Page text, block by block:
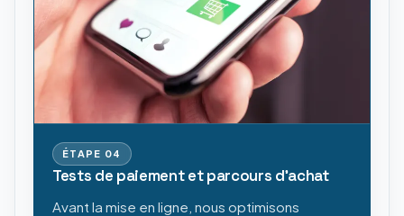
ÉTAPE 04
Tests de paiement et parcours d'achat
Avant la mise en ligne, nous optimisons